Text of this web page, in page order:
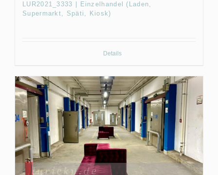
LUR2021_3333 | Einzelhandel (Laden,
Supermarkt, Späti, Kiosk)
Details